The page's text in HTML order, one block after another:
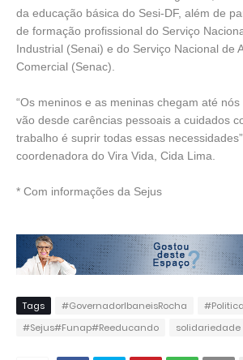
da educação básica do Sesi-DF, além de
de formação profissional do Serviço
Industrial (Senai) e do Serviço Nacional de
Comercial (Senac).
“Os meninos e as meninas chegam até
vão desde carências pessoais a cuidados
trabalho é suprir todas essas
coordenadora do Vira Vida, Cida Lima.
* Com informações da Sejus
Tags #GovernadorIbaneisRocha
#Sejus#Funap#Reeducando
solidariedade